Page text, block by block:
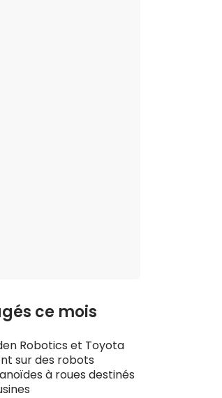
ce mois
Robotics et Toyota
sur des robots
à roues destinés